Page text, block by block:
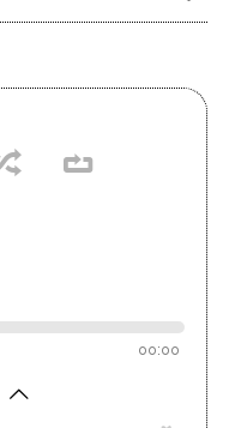
00:00